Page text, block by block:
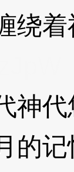
着
代
记